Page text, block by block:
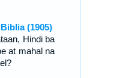
(1905)
Hindi ba
at mahal na